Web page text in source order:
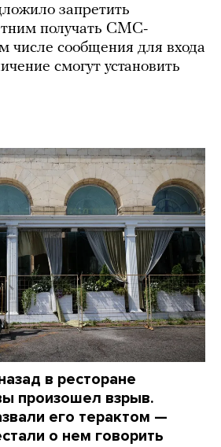
запретить
получать СМС-
числе сообщения для входа
смогут установить
в ресторане
произошел взрыв.
его терактом —
о нем говорить